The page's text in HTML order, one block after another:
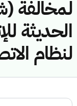
لمخالفة
الحديثة
لنظام